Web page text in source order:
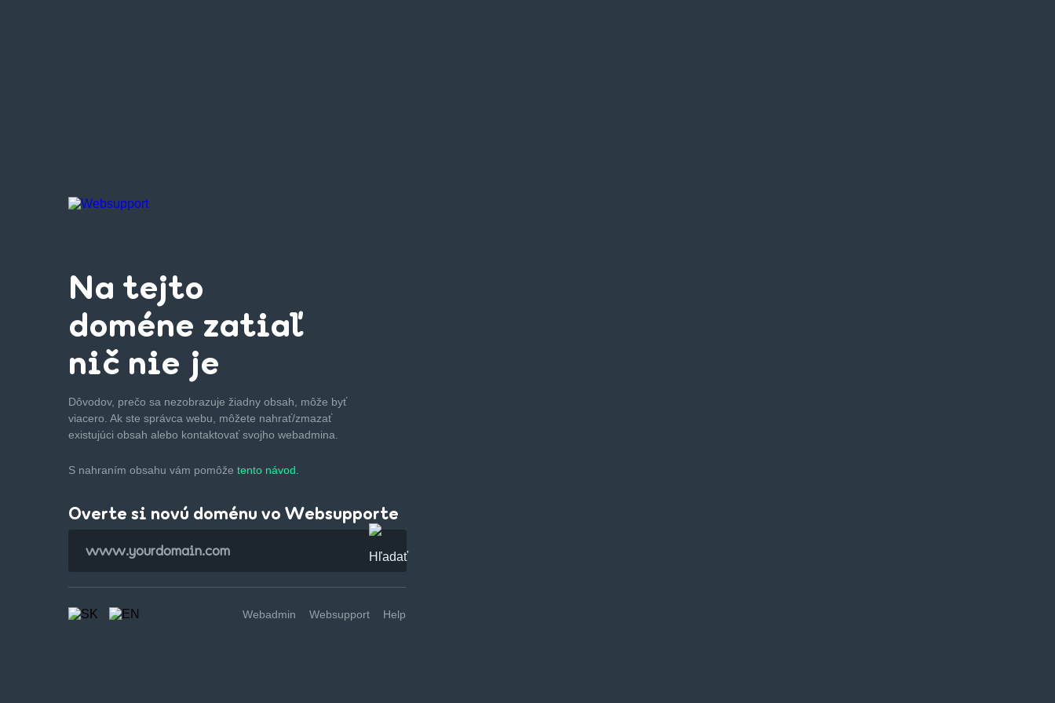
Na tejto
doméne zatiaľ
nič nie je
Dôvodov, prečo sa nezobrazuje žiadny obsah, môže byť
viacero. Ak ste správca webu, môžete nahrať/zmazať
existujúci obsah alebo kontaktovať svojho webadmina.
S nahraním obsahu vám pomôže tento návod.
Overte si novú doménu vo Websupporte
Webadmin Websupport Help